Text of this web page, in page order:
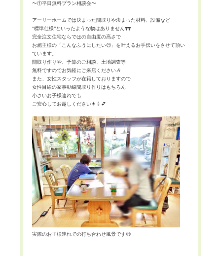
〜①平日無料プラン相談会〜
アーリーホームでは決まった間取りや決まった材料、設備など
“標準仕様”といったような物はありません❣️❣️
完全注文住宅ならではの自由度の高さで
お施主様の「こんなふうにしたい😊 」を叶えるお手伝いをさせて頂い
ています。
間取り作りや、予算のご相談、土地調査等
無料ですのでお気軽にご来店ください🎶
また、女性スタッフが在籍しておりますので
女性目線の家事動線間取り作りはもちろん
小さいお子様連れでも
ご安心してお越しください👩‍🍼💕
実際のお子様連れでの打ち合わせ風景です😊